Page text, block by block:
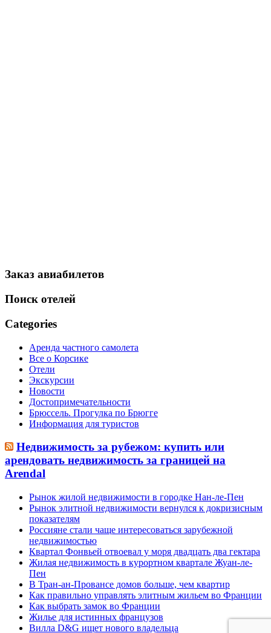
Заказ авиабилетов
Поиск отелей
Categories
Аренда частного самолета
Все о Корсике
Отели
Экскурсии
Новости
Достопримечательности
Брюссель. Прогулка по Брюгге
Информация для туристов
Недвижимость за рубежом: купить или
арендовать недвижимость за границей на
Arendal
Рынок жилой недвижимости в городке Нан-ле-Пен
Рынок элитной недвижимости вернулся к докризисным
показателям
Россияне стали чаще интересоваться зарубежной
недвижимостью
Квартал Фонвьей отвоевал у моря двадцать два гектара
Жилая недвижимость в курортном квартале Жуан-ле-
Пен
В Тран-ан-Провансе домов больше, чем квартир
Как правильно управлять элитным жильем во Франции
Как выбрать замок во Франции
Жилье для истинных французов
Вилла D&G ищет нового владельца